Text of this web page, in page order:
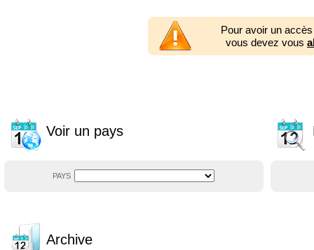
Pour avoir un
vous devez vous
Voir un pays
PAYS
Archive